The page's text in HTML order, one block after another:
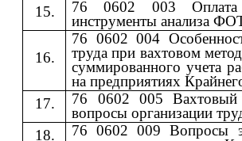
76 0602 003 Оплата
инструменты анализа
76 0602 004
труда при вахтовом
суммированного учета
на предприятиях
76 0602 005
вопросы организации
76 0602 009 Вопросы